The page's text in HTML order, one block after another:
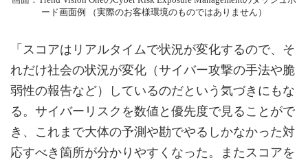
ード画面例 （実際のお客様環境のものではありません）
「スコアはリアルタイムで状況が変化するので、そ
れだけ社会の状況が変化（サイバー攻撃の手法や脆
弱性の報告など）しているのだという気づきにもな
る。サイバーリスクを数値と優先度で見ることがで
き、これまで大体の予測や勘でやるしかなかった対
応すべき箇所が分かりやすくなった。またスコアを